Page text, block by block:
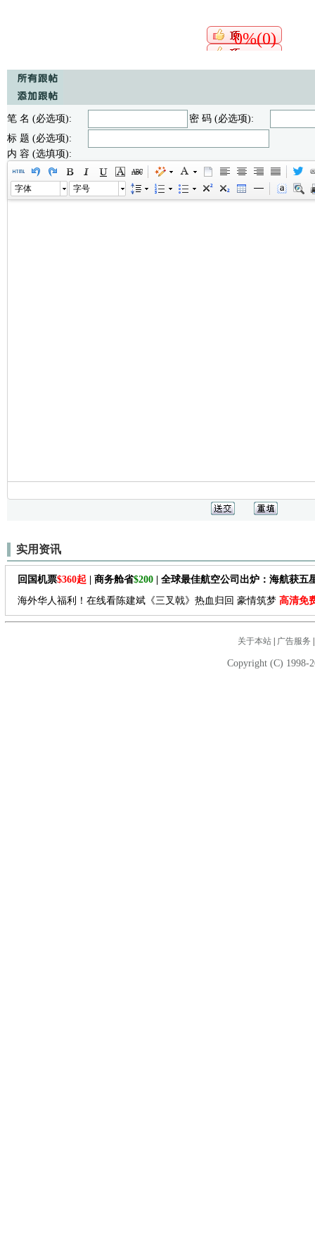
0%(0)
笔 名 (必选项):
密 码 (必选项):
标 题 (必选项):
内 容 (选填项):
字体 字号
实用资讯
回国机票$360起 | 商务舱省$200 | 全球最佳航空公司出炉：海航获五
海外华人福利！在线看陈建斌《三叉戟》热血归回 豪情筑梦 高清免
关于本站| 广告服务
Copyright (C) 1998-